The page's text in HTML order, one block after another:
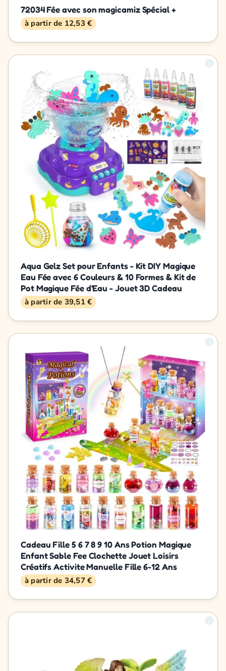
72034 Fée avec son magicamiz Spécial +
à partir de 12,53 €
Aqua Gelz Set pour Enfants - Kit DIY Magique
Eau Fée avec 6 Couleurs & 10 Formes & Kit de
Pot Magique Fée d’Eau - Jouet 3D Cadeau
à partir de 39,51 €
Cadeau Fille 5 6 7 8 9 10 Ans Potion Magique
Enfant Sable Fee Clochette Jouet Loisirs
Créatifs Activite Manuelle Fille 6-12 Ans
à partir de 34,57 €